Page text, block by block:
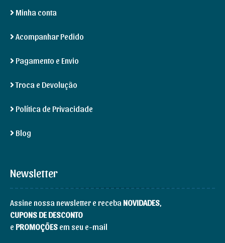
Minha conta
Acompanhar Pedido
Pagamento e Envio
Troca e Devolução
Política de Privacidade
Blog
Newsletter
Assine nossa newsletter e receba NOVIDADES,
CUPONS DE DESCONTO
e PROMOÇÕES em seu e-mail